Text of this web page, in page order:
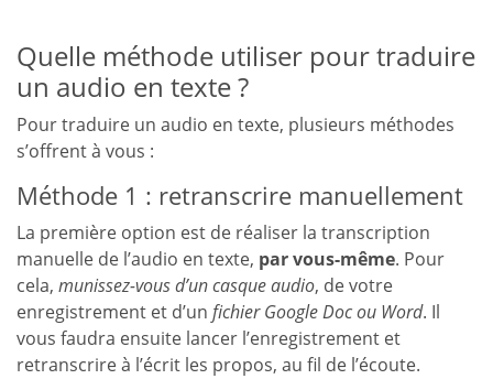
Quelle méthode utiliser pour traduire
un audio en texte ?
Pour traduire un audio en texte, plusieurs méthodes
s’offrent à vous :
Méthode 1 : retranscrire manuellement
La première option est de réaliser la transcription
manuelle de l’audio en texte, par vous-même. Pour
cela, munissez-vous d’un casque audio, de votre
enregistrement et d’un fichier Google Doc ou Word. Il
vous faudra ensuite lancer l’enregistrement et
retranscrire à l’écrit les propos, au fil de l’écoute.